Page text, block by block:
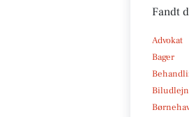
Fandt
Advokat
Bager